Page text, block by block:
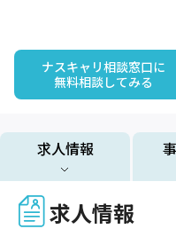
ナスキャリ相談窓口に
無料相談してみる
求人情報
求人情報